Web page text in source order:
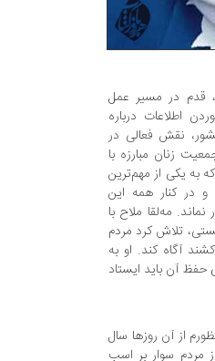
قدم در مسیر عمل
اطلاعات درباره
نقش فعالی در
زنان مبارزه با
به یکی از مهم‌ترین
در کنار همه این
مه‌لقا ملاح با
تلاش کرد مردم
آگاه کند. او به
آن باید ایستاد
از آن روزها سال
مردم سوار بر اسب